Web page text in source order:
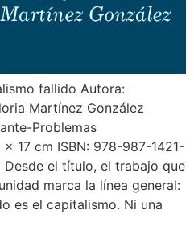
fallido Autora:
Martínez González
Problemas
17 cm ISBN: 978-987-1421-
Desde el título, el trabajo que
marca la línea general:
es el capitalismo. Ni una